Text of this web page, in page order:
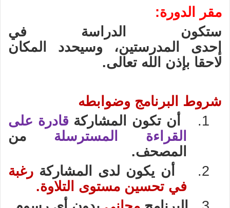
مقر الدورة:
ستكون الدراسة في
إحدى
المدرستين، وسيحدد المكان
لاحقا بإذن الله تعالى.
شروط البرنامج وضوابطه
1.
أن تكون المشاركة قادرة على
القراءة المسترسلة من
المصحف.
2.
أن يكون لدى المشاركة رغبة
في تحسين مستوى التلاوة.